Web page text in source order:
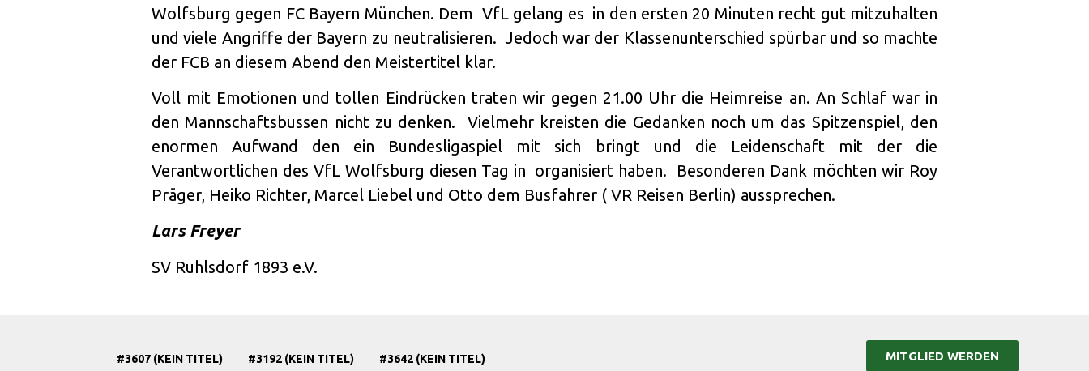
Wolfsburg gegen FC Bayern München. Dem VfL gelang es in den ersten 20 Minuten recht gut mitzuhalten
und viele Angriffe der Bayern zu neutralisieren. Jedoch war der Klassenunterschied spürbar und so machte
der FCB an diesem Abend den Meistertitel klar.
Voll mit Emotionen und tollen Eindrücken traten wir gegen 21.00 Uhr die Heimreise an. An Schlaf war in
den Mannschaftsbussen nicht zu denken. Vielmehr kreisten die Gedanken noch um das Spitzenspiel, den
enormen Aufwand den ein Bundesligaspiel mit sich bringt und die Leidenschaft mit der die
Verantwortlichen des VfL Wolfsburg diesen Tag in organisiert haben. Besonderen Dank möchten wir Roy
Präger, Heiko Richter, Marcel Liebel und Otto dem Busfahrer ( VR Reisen Berlin) aussprechen.
Lars Freyer
SV Ruhlsdorf 1893 e.V.
#3607 (KEIN TITEL) #3192 (KEIN TITEL) #3642 (KEIN TITEL) MITGLIED WERDEN